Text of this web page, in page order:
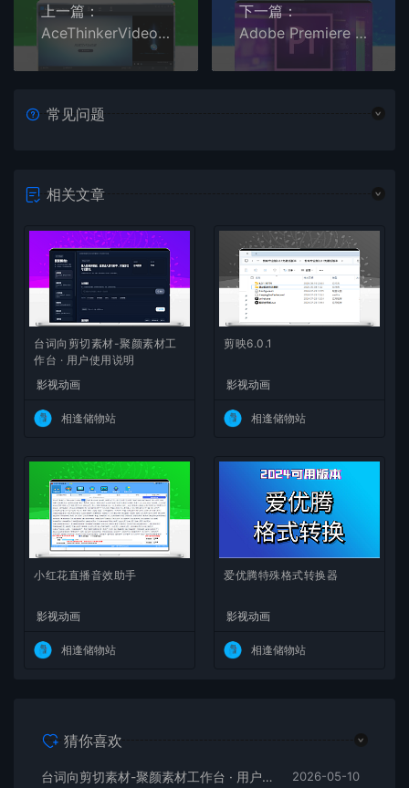
上一篇：
AceThinkerVideo视频转换器
下一篇：
Adobe Premiere CC 2015
常见问题
相关文章
台词向剪切素材-聚颜素材工
作台 · 用户使用说明
影视动画
相逢储物站
剪映6.0.1
影视动画
相逢储物站
小红花直播音效助手
影视动画
相逢储物站
爱优腾特殊格式转换器
影视动画
相逢储物站
猜你喜欢
台词向剪切素材-聚颜素材工作台 · 用户使用说明 2026-05-10